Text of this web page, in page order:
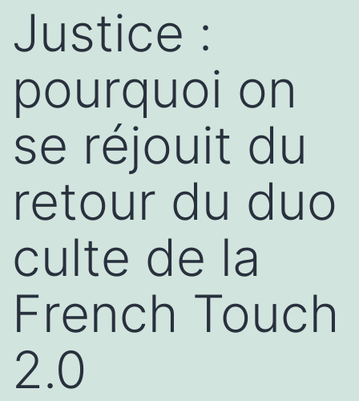
Justice :
pourquoi on
se réjouit du
retour du duo
culte de la
French Touch
2.0